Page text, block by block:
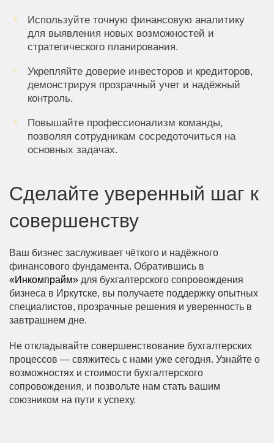
Используйте точную финансовую аналитику
для выявления новых возможностей и
стратегического планирования.
Укрепляйте доверие инвесторов и кредиторов,
демонстрируя прозрачный учет и надёжный
контроль.
Повышайте профессионализм команды,
позволяя сотрудникам сосредоточиться на
основных задачах.
Сделайте уверенный шаг к
совершенству
Ваш бизнес заслуживает чёткого и надёжного
финансового фундамента. Обратившись в
«Инкомпрайм» для бухгалтерского сопровождения
бизнеса в Иркутске, вы получаете поддержку опытных
специалистов, прозрачные решения и уверенность в
завтрашнем дне.
Не откладывайте совершенствование бухгалтерских
процессов — свяжитесь с нами уже сегодня. Узнайте о
возможностях и стоимости бухгалтерского
сопровождения, и позвольте нам стать вашим
союзником на пути к успеху.